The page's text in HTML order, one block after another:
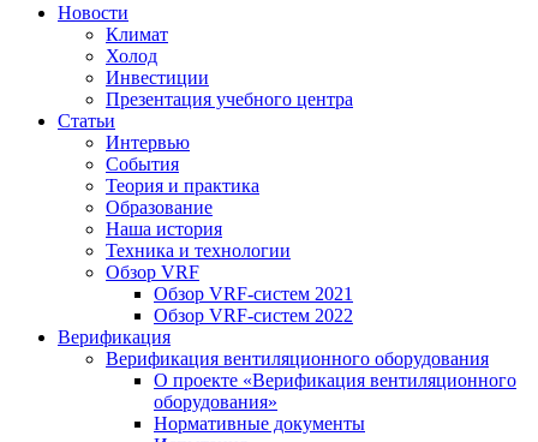
Новости
Климат
Холод
Инвестиции
Презентация учебного центра
Статьи
Интервью
События
Теория и практика
Образование
Наша история
Техника и технологии
Обзор VRF
Обзор VRF-систем 2021
Обзор VRF-систем 2022
Верификация
Верификация вентиляционного оборудования
О проекте «Верификация вентиляционного
оборудования»
Нормативные документы